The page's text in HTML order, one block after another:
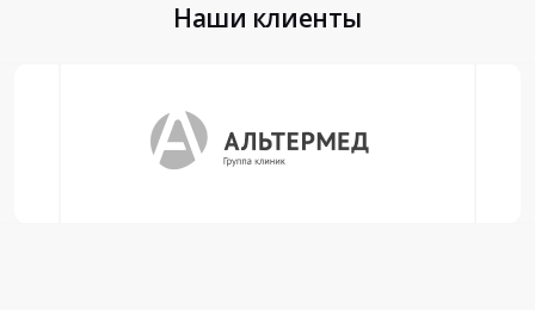
Наши клиенты